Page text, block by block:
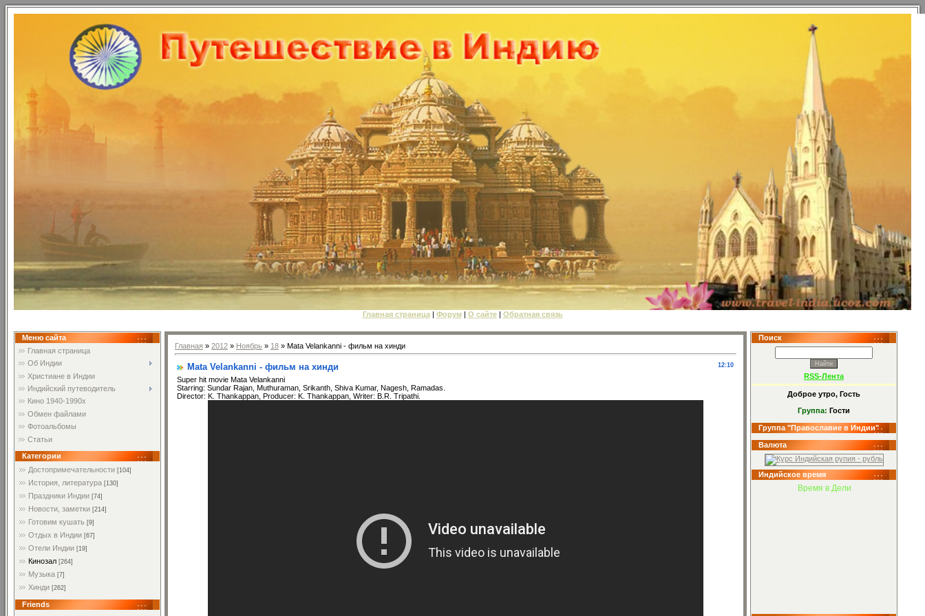
Главная страница Форум| О сайте| Обратная связь
Меню сайта
Главная страница
Об Индии
Христиане в Индии
Индийский путеводитель
Кино 1940-1990х
Обмен файлами
Фотоальбомы
Статьи
Категории
Достопримечательности [104]
История, литература [130]
Праздники Индии [74]
Новости, заметки [214]
Готовим кушать [9]
Отдых в Индии [67]
Отели Индии [19]
Кинозал [264]
Музыка [7]
Хинди [262]
Friends
Главная » 2012 » Ноябрь » 18 » Mata Velankanni - фильм на хинди
12:10
Mata Velankanni - фильм на хинди
Super hit movie Mata Velankanni
Starring: Sundar Rajan, Muthuraman, Srikanth, Shiva Kumar, Nagesh, Ramadas.
Director: K. Thankappan, Producer: K. Thankappan, Writer: B.R. Tripathi.
Поиск
RSS-Лента
Доброе утро, Гость
Группа: Гости
Группа "Православие в Индии"
Валюта
Индийское время
Время в Дели